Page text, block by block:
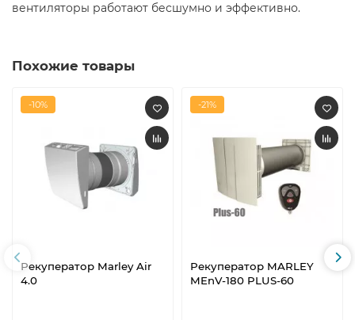
вентиляторы работают бесшумно и эффективно.
Похожие товары
-10%
Рекуператор Marley Air
4.0
-21%
Рекуператор MARLEY
MEnV-180 PLUS-60